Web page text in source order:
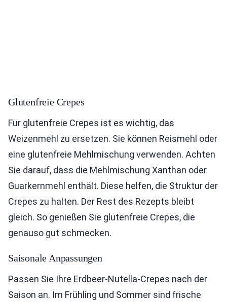
Glutenfreie Crepes
Für glutenfreie Crepes ist es wichtig, das
Weizenmehl zu ersetzen. Sie können Reismehl oder
eine glutenfreie Mehlmischung verwenden. Achten
Sie darauf, dass die Mehlmischung Xanthan oder
Guarkernmehl enthält. Diese helfen, die Struktur der
Crepes zu halten. Der Rest des Rezepts bleibt
gleich. So genießen Sie glutenfreie Crepes, die
genauso gut schmecken.
Saisonale Anpassungen
Passen Sie Ihre Erdbeer-Nutella-Crepes nach der
Saison an. Im Frühling und Sommer sind frische